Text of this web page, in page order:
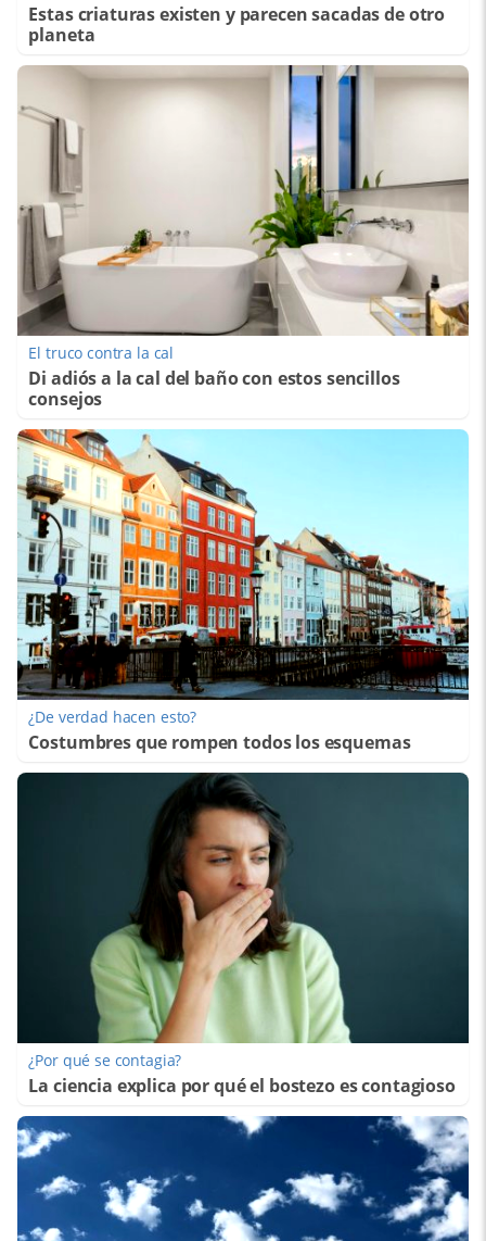
Estas criaturas existen y parecen sacadas de otro
planeta
El truco contra la cal
Di adiós a la cal del baño con estos sencillos
consejos
¿De verdad hacen esto?
Costumbres que rompen todos los esquemas
¿Por qué se contagia?
La ciencia explica por qué el bostezo es contagioso